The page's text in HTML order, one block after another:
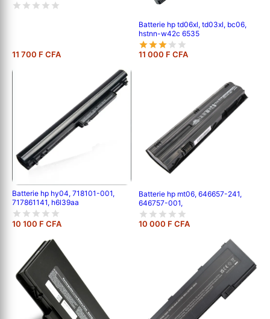
11 700 F CFA
Batterie hp td06xl, td03xl, bc06,
hstnn-w42c 6535
11 000 F CFA
Batterie hp hy04, 718101-001,
717861141, h6l39aa
10 100 F CFA
Batterie hp mt06, 646657-241,
646757-001,
10 000 F CFA